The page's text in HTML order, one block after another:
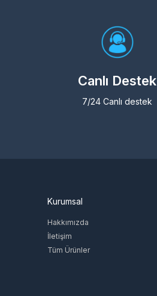
Canlı Destek
7/24 Canlı destek
Kurumsal
Hakkımızda
İletişim
Tüm Ürünler